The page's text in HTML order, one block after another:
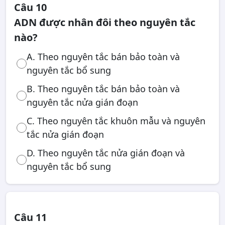
Câu 10
ADN được nhân đôi theo nguyên tắc
nào?
A. Theo nguyên tắc bán bảo toàn và
nguyên tắc bổ sung
B. Theo nguyên tắc bán bảo toàn và
nguyên tắc nửa gián đoạn
C. Theo nguyên tắc khuôn mẫu và nguyên
tắc nửa gián đoạn
D. Theo nguyên tắc nửa gián đoạn và
nguyên tắc bổ sung
Câu 11